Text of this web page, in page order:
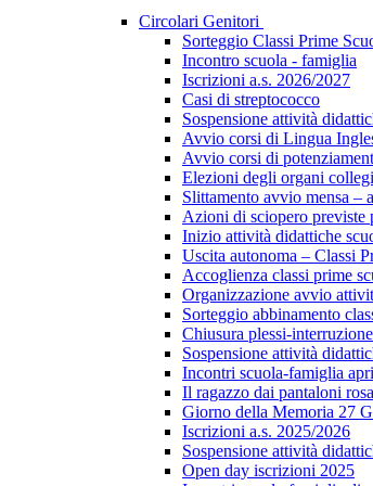
Circolari Genitori
Sorteggio Classi Prime
Incontro scuola - famiglia
Iscrizioni a.s. 2026/2027
Casi di streptococco
Sospensione attività
Avvio corsi di Lingua
Avvio corsi di
Elezioni degli organi
Slittamento avvio mensa –
Azioni di sciopero previste
Inizio attività didattiche
Uscita autonoma – Classi
Accoglienza classi prime
Organizzazione avvio
Sorteggio abbinamento
Chiusura plessi-
Sospensione attività
Incontri scuola-famiglia
Il ragazzo dai pantaloni rosa
Giorno della Memoria 27
Iscrizioni a.s. 2025/2026
Sospensione attività
Open day iscrizioni 2025